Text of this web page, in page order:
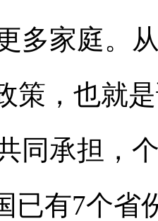
多家庭。
策，也就
同承担，
已有7个省